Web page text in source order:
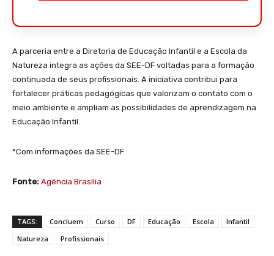
A parceria entre a Diretoria de Educação Infantil e a Escola da
Natureza integra as ações da SEE-DF voltadas para a formação
continuada de seus profissionais. A iniciativa contribui para
fortalecer práticas pedagógicas que valorizam o contato com o
meio ambiente e ampliam as possibilidades de aprendizagem na
Educação Infantil.
*Com informações da SEE-DF
Fonte: Agência Brasília
TAGS: Concluem Curso DF Educação Escola
Infantil
Natureza
Profissionais